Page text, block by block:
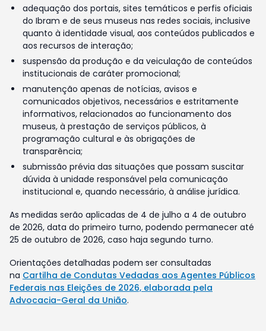
adequação dos portais, sites temáticos e perfis oficiais
do Ibram e de seus museus nas redes sociais, inclusive
quanto à identidade visual, aos conteúdos publicados e
aos recursos de interação;
suspensão da produção e da veiculação de conteúdos
institucionais de caráter promocional;
manutenção apenas de notícias, avisos e
comunicados objetivos, necessários e estritamente
informativos, relacionados ao funcionamento dos
museus, à prestação de serviços públicos, à
programação cultural e às obrigações de
transparência;
submissão prévia das situações que possam suscitar
dúvida à unidade responsável pela comunicação
institucional e, quando necessário, à análise jurídica.
As medidas serão aplicadas de 4 de julho a 4 de outubro
de 2026, data do primeiro turno, podendo permanecer até
25 de outubro de 2026, caso haja segundo turno.
Orientações detalhadas podem ser consultadas
na Cartilha de Condutas Vedadas aos Agentes Públicos
Federais nas Eleições de 2026, elaborada pela
Advocacia-Geral da União.